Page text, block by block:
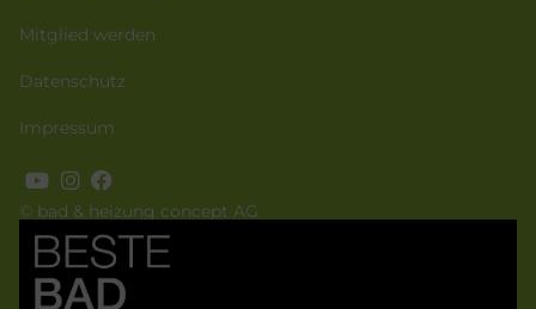
© bad & heizung concept AG
Mitglied werden
Datenschutz
Impressum